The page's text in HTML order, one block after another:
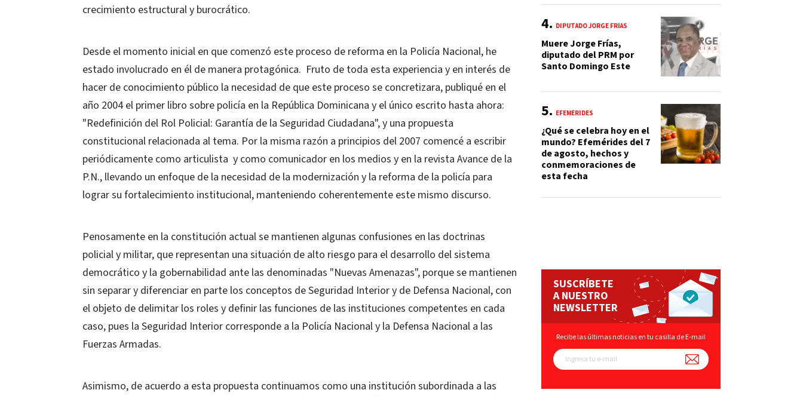
crecimiento estructural y burocrático.
Desde el momento inicial en que comenzó este proceso de reforma en la Policía Nacional, he
estado involucrado en él de manera protagónica. Fruto de toda esta experiencia y en interés de
hacer de conocimiento público la necesidad de que este proceso se concretizara, publiqué en el
año 2004 el primer libro sobre policía en la República Dominicana y el único escrito hasta ahora:
"Redefinición del Rol Policial: Garantía de la Seguridad Ciudadana", y una propuesta
constitucional relacionada al tema. Por la misma razón a principios del 2007 comencé a escribir
periódicamente como articulista y como comunicador en los medios y en la revista Avance de la
P.N., llevando un enfoque de la necesidad de la modernización y la reforma de la policía para
lograr su fortalecimiento institucional, manteniendo coherentemente este mismo discurso.
Penosamente en la constitución actual se mantienen algunas confusiones en las doctrinas
policial y militar, que representan una situación de alto riesgo para el desarrollo del sistema
democrático y la gobernabilidad ante las denominadas "Nuevas Amenazas", porque se mantienen
sin separar y diferenciar en parte los conceptos de Seguridad Interior y de Defensa Nacional, con
el objeto de delimitar los roles y definir las funciones de las instituciones competentes en cada
caso, pues la Seguridad Interior corresponde a la Policía Nacional y la Defensa Nacional a las
Fuerzas Armadas.
Asimismo, de acuerdo a esta propuesta continuamos como una institución subordinada a las
DIPUTADO JORGE FRÍAS
Muere Jorge Frías,
diputado del PRM por
Santo Domingo Este
EFEMÉRIDES
¿Qué se celebra hoy en el
mundo? Efemérides del 7
de agosto, hechos y
conmemoraciones de
esta fecha
SUSCRÍBETE
A NUESTRO
NEWSLETTER
Recibe las últimas noticias en tu casilla de E-mail